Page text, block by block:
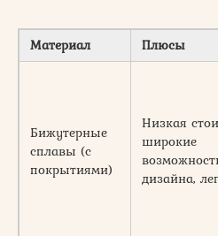
Материал Плюсы
Бижутерные
сплавы (с
покрытиями)
Низкая
широкие
дизайна,